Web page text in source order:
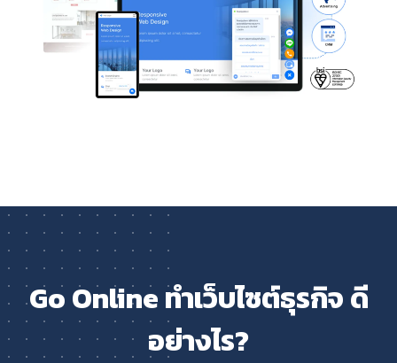
Go Online ทำเว็บไซต์ธุรกิจ ดี
อย่างไร?